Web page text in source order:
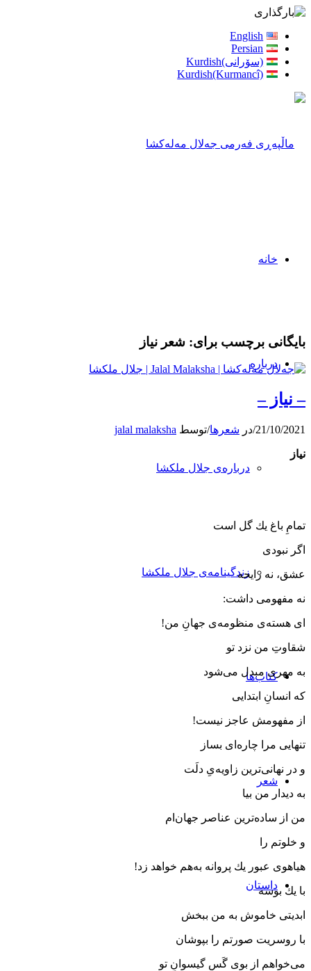
English
Persian
(سۆرانی)Kurdish
Kurdish(Kurmancî)
خانه
درباره
درباره‌ی جلال ملکشا
زندگینامه‌ی جلال ملکشا
کتاب‌ها
شعر
داستان
بایگانی برچسب برای: شعر نیاز
– نیاز –
21/10/2021
/در شعرها/توسط jalal malaksha
نیاز
تمامِ باغ یك گل است
اگر نبودی
عشق، نه رایحه
نه مفهومی ‌داشت:
ای هسته‌ی منظومه‌ی جهانِ من!
شقاوتِ من نزد تو
به مهری مبدل می‌شود
كه ‌انسانِ ابتدایی
از مفهومش عاجز نیست!
تنهایی مرا چاره‌ای بساز
و در نهانی‌ترین زاویه‌یِ دلَت
به دیدار من بیا
من از ساده‌ترین عناصر جهان‌ام
و خلوتم را
هیاهوی عبور یك پروانه به‌هم خواهد زد!
با یك بوسه
ابدیتی خاموش به من ببخش
با روسریت صورتم را بپوشان
می‌خواهم از بوی گَسِ گیسوانِ تو